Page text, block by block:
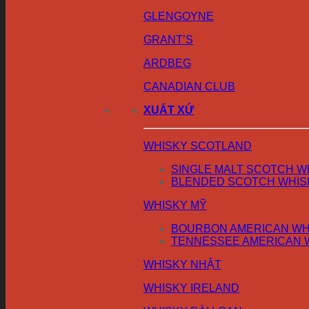
GLENGOYNE
GRANT’S
ARDBEG
CANADIAN CLUB
XUẤT XỨ
WHISKY SCOTLAND
SINGLE MALT SCOTCH
BLENDED SCOTCH
WHISKY MỸ
BOURBON AMERICAN
TENNESSEE AMERICAN
WHISKY NHẬT
WHISKY IRELAND